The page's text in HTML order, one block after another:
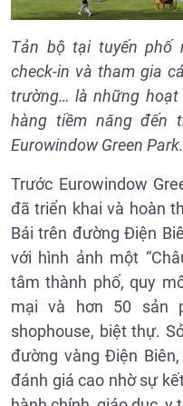
Tản bộ tại tuyến phố
check-in và tham gia
trường… là những
hàng tiềm năng đến
Eurowindow Green Park.
Trước Eurowindow
đã triển khai và hoàn
Bái trên đường Điện
với hình ảnh một
tâm thành phố, quy
mại và hơn 50 sản
shophouse, biệt thự.
đường vàng Điện
đánh giá cao nhờ sự